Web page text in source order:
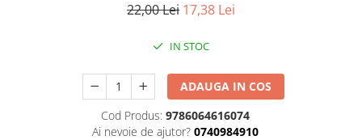
Publicistica / Reportaje / Interviuri
Sociologie si filozofie
22,00 Lei 17,38 Lei
IN STOC
ADAUGA IN COS
Cod Produs: 9786064616074
Ai nevoie de ajutor? 0740984910